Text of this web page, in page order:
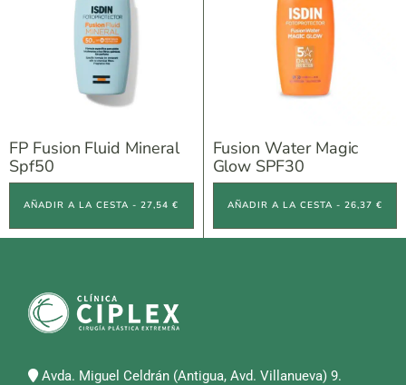
FP Fusion Fluid Mineral
Spf50
AÑADIR A LA CESTA - 27,54 €
Fusion Water Magic
Glow SPF30
AÑADIR A LA CESTA - 26,37 €
Avda. Miguel Celdrán (Antigua, Avd. Villanueva) 9.